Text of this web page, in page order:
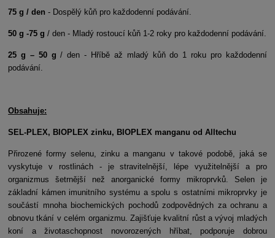
75 g / den- Dospělý kůň pro každodenní podávání.
50 g -75 g/ den - Mladý rostoucí kůň 1-2 roky pro každodenní podávání.
25 g – 50 g / den - Hříbě až mladý kůň do 1 roku pro každodenní
podávání.
Obsahuje:
SEL-PLEX, BIOPLEX zinku, BIOPLEX manganu od Alltechu
Přirozené formy selenu, zinku a manganu v takové podobě, jaká se
vyskytuje v rostlinách - je stravitelnější, lépe využitelnější a pro
organizmus šetrnější než anorganické formy mikroprvků. Selen je
základní kámen imunitního systému a spolu s ostatními mikroprvky je
součástí mnoha biochemických pochodů zodpovědných za ochranu a
obnovu tkání v celém organizmu. Zajišťuje kvalitní růst a vývoj mladých
koní a životaschopnost novorozených hříbat, podporuje dobrou